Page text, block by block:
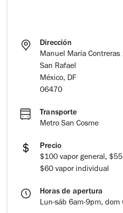
Dirección
Manuel María Contreras
San Rafael
México, DF
06470
Transporte
Metro San Cosme
Precio
$100 vapor general,
$60 vapor individual
Horas de apertura
Lun-sáb 6am-9pm, dom